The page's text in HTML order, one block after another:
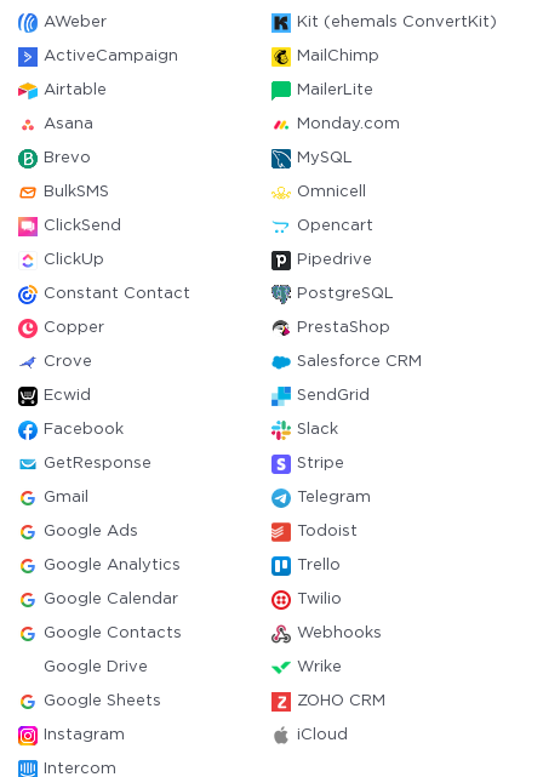
AWeber Kit (ehemals ConvertKit)
ActiveCampaign MailChimp
Airtable MailerLite
Asana Monday.com
Brevo MySQL
BulkSMS Omnicell
ClickSend Opencart
ClickUp Pipedrive
Constant Contact PostgreSQL
Copper PrestaShop
Crove Salesforce CRM
Ecwid SendGrid
Facebook Slack
GetResponse Stripe
Gmail Telegram
Google Ads Todoist
Google Analytics Trello
Google Calendar Twilio
Google Contacts Webhooks
Google Drive Wrike
Google Sheets ZOHO CRM
Instagram iCloud
Intercom